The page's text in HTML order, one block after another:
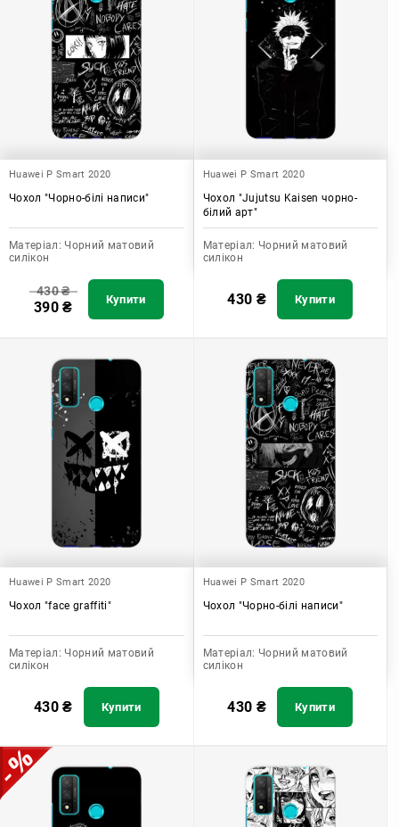
Huawei P Smart 2020
Чохол "Чорно-білі написи"
Матеріал: Чорний матовий
силікон
430₴
390₴ Купити
Huawei P Smart 2020
Чохол "Jujutsu Kaisen чорно-
білий арт"
Матеріал: Чорний матовий
силікон
430 ₴ Купити
Huawei P Smart 2020
Чохол "face graffiti"
Матеріал: Чорний матовий
силікон
430₴ Купити
Huawei P Smart 2020
Чохол "Чорно-білі написи"
Матеріал: Чорний матовий
силікон
430 ₴ Купити